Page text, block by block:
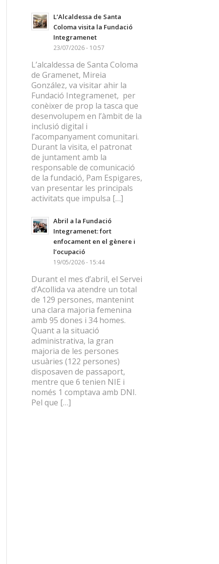
L’Alcaldessa de Santa
Coloma visita la Fundació
Integramenet
23/07/2026 - 10:57
L’alcaldessa de Santa Coloma
de Gramenet, Mireia
González, va visitar ahir la
Fundació Integramenet, per
conèixer de prop la tasca que
desenvolupem en l’àmbit de la
inclusió digital i
l’acompanyament comunitari.
Durant la visita, el patronat
de juntament amb la
responsable de comunicació
de la fundació, Pam Espigares,
van presentar les principals
activitats que impulsa […]
Abril a la Fundació
Integramenet: fort
enfocament en el gènere i
l’ocupació
19/05/2026 - 15:44
Durant el mes d’abril, el Servei
d’Acollida va atendre un total
de 129 persones, mantenint
una clara majoria femenina
amb 95 dones i 34 homes.
Quant a la situació
administrativa, la gran
majoria de les persones
usuàries (122 persones)
disposaven de passaport,
mentre que 6 tenien NIE i
només 1 comptava amb DNI.
Pel que […]